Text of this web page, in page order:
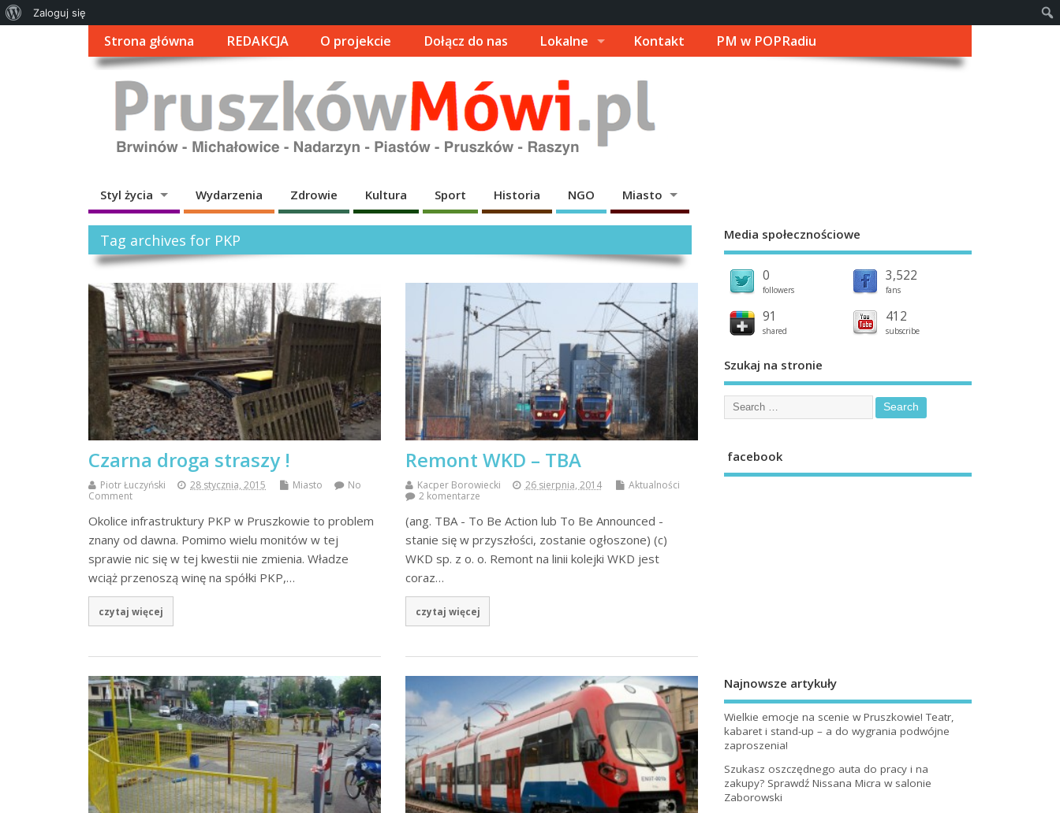
Strona główna REDAKCJA O projekcie Dołącz do nas Lokalne Kontakt PM w POPRadiu
Styl życia Wydarzenia Zdrowie Kultura Sport Historia NGO Miasto
Tag archives for PKP
Czarna droga straszy !
Piotr Łuczyński 28 stycznia, 2015 Miasto
No
Comment
Okolice infrastruktury PKP w Pruszkowie to problem
znany od dawna. Pomimo wielu monitów w tej
sprawie nic się w tej kwestii nie zmienia. Władze
wciąż przenoszą winę na spółki PKP,…
czytaj więcej
Remont WKD – TBA
Kacper Borowiecki 26 sierpnia, 2014
Aktualności
2 komentarze
(ang. TBA - To Be Action lub To Be Announced -
stanie się w przyszłości, zostanie ogłoszone) (c)
WKD sp. z o. o. Remont na linii kolejki WKD jest
coraz…
czytaj więcej
Media społecznościowe
0
followers
3,522
fans
91
shared
412
subscribe
Szukaj na stronie
facebook
Najnowsze artykuły
Wielkie emocje na scenie w Pruszkowie! Teatr,
kabaret i stand-up – a do wygrania podwójne
zaproszenia!
Szukasz oszczędnego auta do pracy i na
zakupy? Sprawdź Nissana Micra w salonie
Zaborowski
Zaloguj się